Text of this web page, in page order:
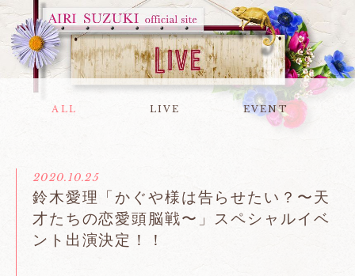
ALL LIVE EVENT
2020.10.25
鈴木愛理「かぐや様は告らせたい？〜天
才たちの恋愛頭脳戦〜」スペシャルイベ
ント出演決定！！